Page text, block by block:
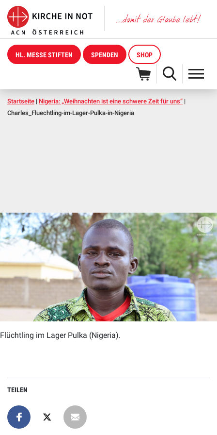
HL. MESSE STIFTEN SPENDEN SHOP
Startseite | Nigeria: „Weihnachten ist eine schwere Zeit für uns“ |
Charles_Fluechtling-im-Lager-Pulka-in-Nigeria
Flüchtling im Lager Pulka (Nigeria).
TEILEN